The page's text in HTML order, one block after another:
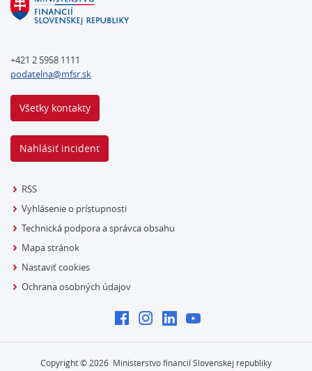
+421 2 5958 1111
podatelna@mfsr.sk
Všetky kontakty
Nahlásiť incident
RSS
Vyhlásenie o prístupnosti
Technická podpora a správca obsahu
Mapa stránok
Nastaviť cookies
Ochrana osobných údajov
Copyright © 2026 Ministerstvo financií Slovenskej republiky